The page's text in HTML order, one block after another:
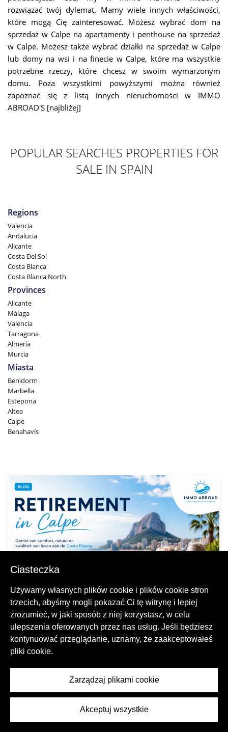
rozwiązać twój dylemat. Mamy wiele innych właściwości,
które mogą Cię zainteresować. Możesz wybrać dom na
sprzedaż w Calpe na apartamenty i penthouse na sprzedaż
w Calpe. Możesz także wybrać działki na sprzedaż w Calpe
lub domy na wsi i na finecie w Calpe, które ma wszystkie
potrzebne rzeczy, które chcesz w swoim wymarzonym
domu. Poza wszystkimi powyższymi można również
zapoznać się z listą innych nieruchomości w IMMO
ABROAD'S [najbliżej]
POPULAR SEARCHES PROPERTIES FOR
SALE IN SPAIN
Regions
Valencia
Andalucia
Alicante
Costa Del Sol
Costa Blanca
Costa Blanca North
Provinces
Alicante
Málaga
Valencia
Tarragona
Almería
Murcia
Miasta
Benidorm
Marbella
Estepona
Altea
Calpe
Benahavís
Emerytura w Calpe
Ciasteczka
Używamy własnych plików cookie i plików cookie stron
trzecich, abyśmy mogli pokazać Ci tę witrynę i lepiej
zrozumieć, w jaki sposób z niej korzystasz, w celu
ulepszenia oferowanych przez nas usług. Jeśli będziesz
kontynuować przeglądanie, uznamy, że zaakceptowałeś
pliki cookie.
Zarządzaj plikami cookie
Akceptuj wszystkie